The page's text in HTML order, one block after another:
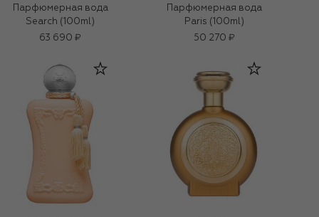
Парфюмерная вода
Search (100ml)
63 690 ₽
Парфюмерная вода
Paris (100ml)
50 270 ₽